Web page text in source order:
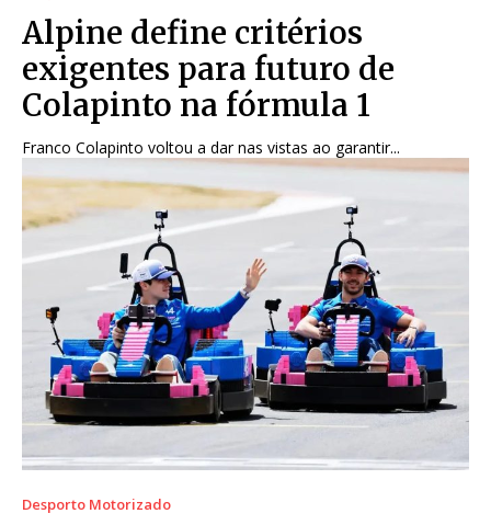
Alpine define critérios
exigentes para futuro de
Colapinto na fórmula 1
Franco Colapinto voltou a dar nas vistas ao garantir...
Desporto Motorizado